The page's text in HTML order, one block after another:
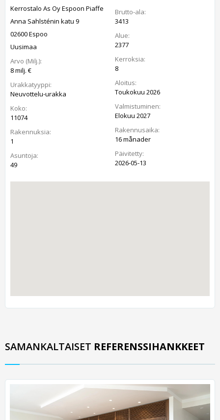
Kerrostalo As Oy Espoon Piaffe
Anna Sahlsténin katu 9
02600 Espoo
Uusimaa
Arvo (Milj.):
8 milj. €
Urakkatyyppi:
Neuvottelu-urakka
Koko:
11074
Rakennuksia:
1
Asuntoja:
49
Brutto-ala:
3413
Alue:
2377
Kerroksia:
8
Aloitus:
Toukokuu 2026
Valmistuminen:
Elokuu 2027
Rakennusaika:
16 månader
Päivitetty:
2026-05-13
SAMANKALTAISET REFERENSSIHANKKEET